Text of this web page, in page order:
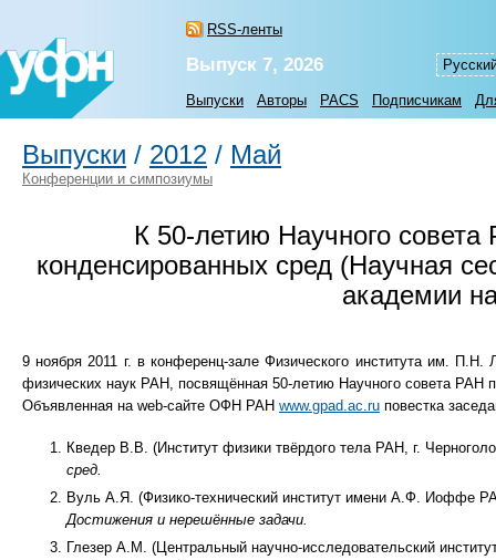
RSS-ленты
Выпуск 7, 2026
Выпуски Авторы PACS Подписчикам
Выпуски / 2012 / Май
Конференции и симпозиумы
К 50-летию Научного
конденсированных сред (Научная
академии
9 ноября 2011 г. в конференц-зале Физического института им.
физических наук РАН, посвящённая 50-летию Научного совета РАН
Объявленная на web-сайте ОФН РАН www.gpad.ac.ru повестка
Кведер В.В. (Институт физики твёрдого тела РАН, г.
сред.
Вуль А.Я. (Физико-технический институт имени А.Ф. Иоффе
Достижения и нерешённые задачи.
Глезер А.М. (Центральный научно-исследовательский